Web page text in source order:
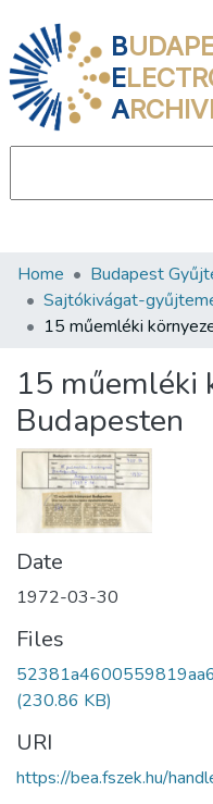
B
E
A
Communities &
All of DSpace
About us
Home Budapest
Sajtókivágat-
15 műemléki
Budapesten
Date
1972-03-30
Files
(230.86 KB)
URI
https://bea.fszek.hu/